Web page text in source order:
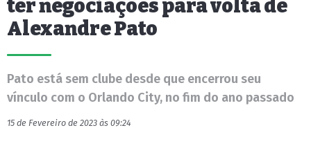
ter negociações para volta de
Alexandre Pato
Pato está sem clube desde que encerrou seu
vínculo com o Orlando City, no fim do ano passado
15 de Fevereiro de 2023 às 09:24